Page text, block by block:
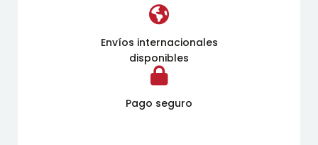
Envíos internacionales
disponibles
Pago seguro